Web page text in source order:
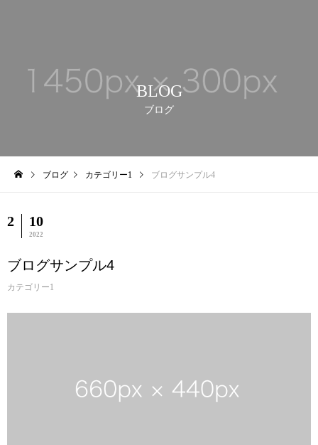
BLOG
ブログ
ブログ カテゴリー1 ブログサンプル4
2 10
2022
ブログサンプル4
カテゴリー1